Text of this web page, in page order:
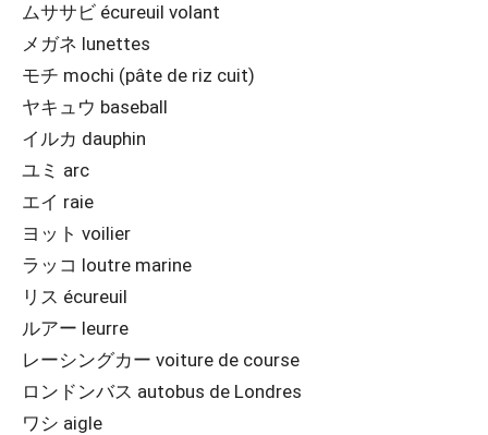
ムササビ écureuil volant
メガネ lunettes
モチ mochi (pâte de riz cuit)
ヤキュウ baseball
イルカ dauphin
ユミ arc
エイ raie
ヨット voilier
ラッコ loutre marine
リス écureuil
ルアー leurre
レーシングカー voiture de course
ロンドンバス autobus de Londres
ワシ aigle